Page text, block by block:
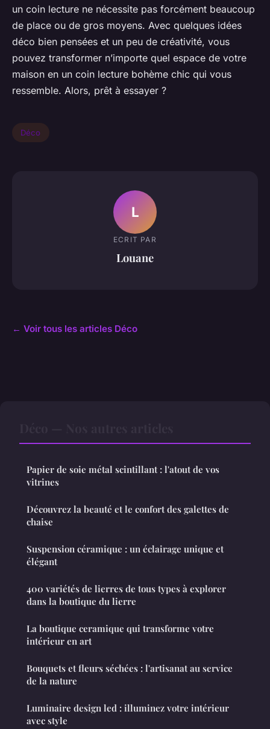
un coin lecture ne nécessite pas forcément beaucoup
de place ou de gros moyens. Avec quelques idées
déco bien pensées et un peu de créativité, vous
pouvez transformer n’importe quel espace de votre
maison en un coin lecture bohème chic qui vous
ressemble. Alors, prêt à essayer ?
Déco
L
ECRIT PAR
Louane
← Voir tous les articles Déco
Papier de soie métal scintillant : l'atout de vos
vitrines
Découvrez la beauté et le confort des galettes de
chaise
Suspension céramique : un éclairage unique et
élégant
400 variétés de lierres de tous types à explorer
dans la boutique du lierre
La boutique ceramique qui transforme votre
intérieur en art
Bouquets et fleurs séchées : l'artisanat au service
de la nature
Luminaire design led : illuminez votre intérieur
avec style